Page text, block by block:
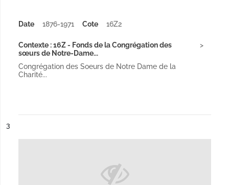
Date 1876-1971 Cote 16Z2
Contexte : 16Z - Fonds de la Congrégation des
sœurs de Notre-Dame...
Congrégation des Soeurs de Notre Dame de la
Charité...
n°
3